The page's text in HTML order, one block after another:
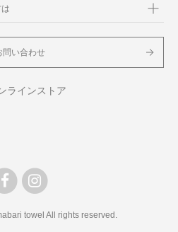
問い合わせ
ラインストア
towel All rights reserved.